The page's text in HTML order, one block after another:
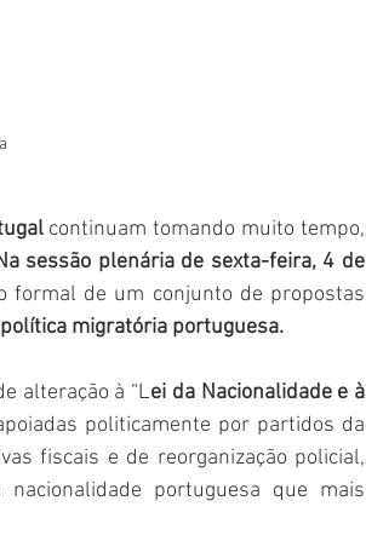
continuam tomando muito tempo,
sessão plenária de sexta-feira, 4 de
formal de um conjunto de propostas
política migratória portuguesa.
alteração à “Lei da Nacionalidade e à
politicamente por partidos da
fiscais e de reorganização policial,
portuguesa que mais